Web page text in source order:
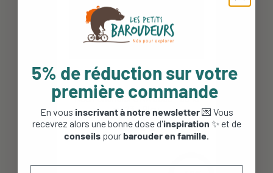
Keen Chandler CNX bébé - du 19
au 23 - Bleu
39,00 €
5% de réduction sur votre
première commande
En vous inscrivant à notre newsletter💌 Vous
recevrez alors une bonne dose d'inspiration ✨ et de
conseils pourbarouder en famille.